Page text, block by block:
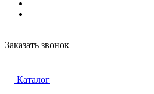
Заказать звонок
Каталог